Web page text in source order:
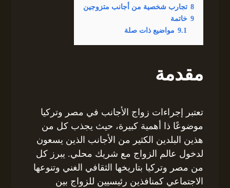
8 تجارب شخصية من أجانب متزوجين
9 خاتمة
9.1 مواضيع ذات صلة
مقدمة
تعتبر إجراءات زواج الأجانب في مصر وتركيا
موضوعًا ذا أهمية كبيرة، حيث يجذب كل من
هذين البلدين الكثير من الأجانب الذين يسعون
لدخول عالم الزواج مع شريك محلي. يبرز كل
من مصر وتركيا بتاريخها الثقافي الغني وتنوعها
الاجتماعي كمنافذين رئيسيين للزواج بين